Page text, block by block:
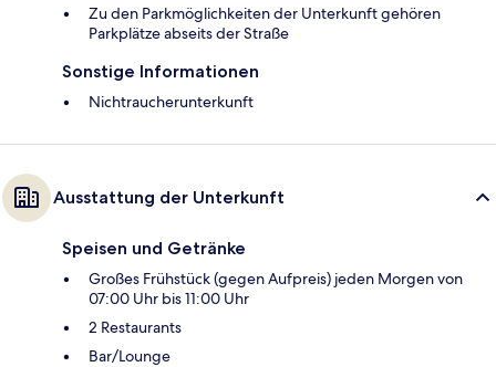
Zu den Parkmöglichkeiten der Unterkunft gehören
Parkplätze abseits der Straße
Sonstige Informationen
Nichtraucherunterkunft
Ausstattung der Unterkunft
Speisen und Getränke
Großes Frühstück (gegen Aufpreis) jeden Morgen von
07:00 Uhr bis 11:00 Uhr
2 Restaurants
Bar/Lounge